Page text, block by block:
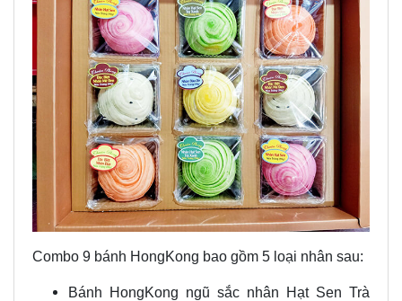
Combo 9 bánh HongKong bao gồm 5 loại nhân sau:
Bánh HongKong ngũ sắc nhân Hạt Sen Trà